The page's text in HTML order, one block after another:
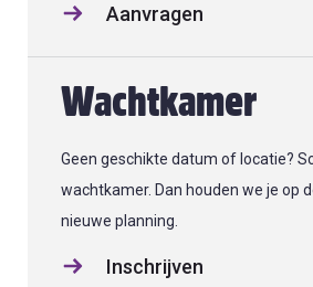
Aanvragen
Wachtkamer
Geen geschikte datum of locatie?
wachtkamer. Dan houden we je op
nieuwe planning.
Inschrijven